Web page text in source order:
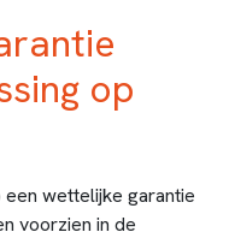
op
wettelijke garantie
voorzien in de